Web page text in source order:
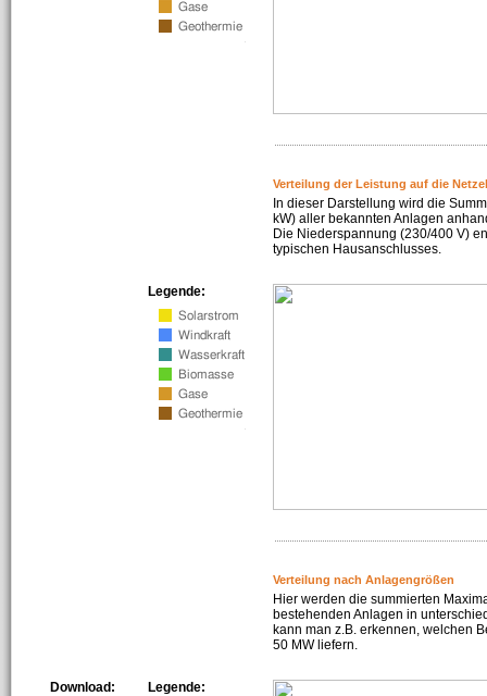
Verteilung der Leistung auf die
In dieser Darstellung wird die
kW) aller bekannten Anlagen
Die Niederspannung (230/400 V)
typischen Hausanschlusses.
Legende:
Verteilung nach Anlagengrößen
Hier werden die summierten
bestehenden Anlagen in
kann man z.B. erkennen, welchen
50 MW liefern.
Legende:
Download: